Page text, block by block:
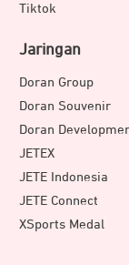
Tiktok
Jaringan
Doran Group
Doran Souvenir
Doran
JETEX
JETE Indonesia
JETE Connect
XSports Medal